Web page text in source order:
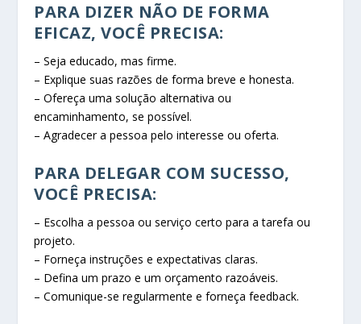
PARA DIZER NÃO DE FORMA
EFICAZ, VOCÊ PRECISA:
– Seja educado, mas firme.
– Explique suas razões de forma breve e honesta.
– Ofereça uma solução alternativa ou
encaminhamento, se possível.
– Agradecer a pessoa pelo interesse ou oferta.
PARA DELEGAR COM SUCESSO,
VOCÊ PRECISA:
– Escolha a pessoa ou serviço certo para a tarefa ou
projeto.
– Forneça instruções e expectativas claras.
– Defina um prazo e um orçamento razoáveis.
– Comunique-se regularmente e forneça feedback.